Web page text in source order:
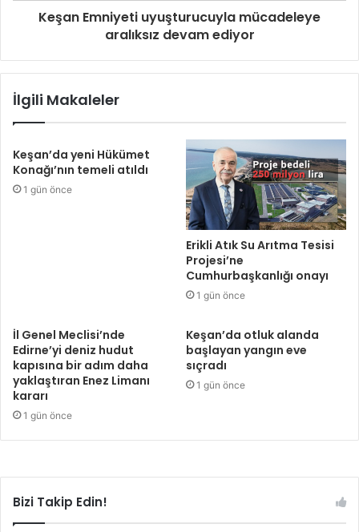
Keşan Emniyeti uyuşturucuyla mücadeleye
aralıksız devam ediyor
İlgili Makaleler
Keşan’da yeni Hükümet
Konağı’nın temeli atıldı
1 gün önce
Erikli Atık Su Arıtma Tesisi
Projesi’ne
Cumhurbaşkanlığı onayı
1 gün önce
İl Genel Meclisi’nde
Edirne’yi deniz hudut
kapısına bir adım daha
yaklaştıran Enez Limanı
kararı
1 gün önce
Keşan’da otluk alanda
başlayan yangın eve
sıçradı
1 gün önce
Bizi Takip Edin!